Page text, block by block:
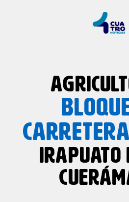
IRAPUATO